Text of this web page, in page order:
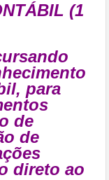
(1
para
de
de
direto ao